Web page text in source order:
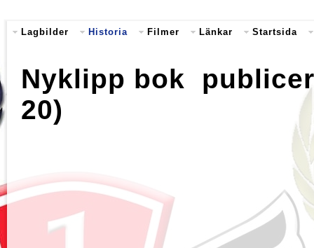
Lagbilder Historia Filmer Länkar Startsida
Nyklipp bok
20)